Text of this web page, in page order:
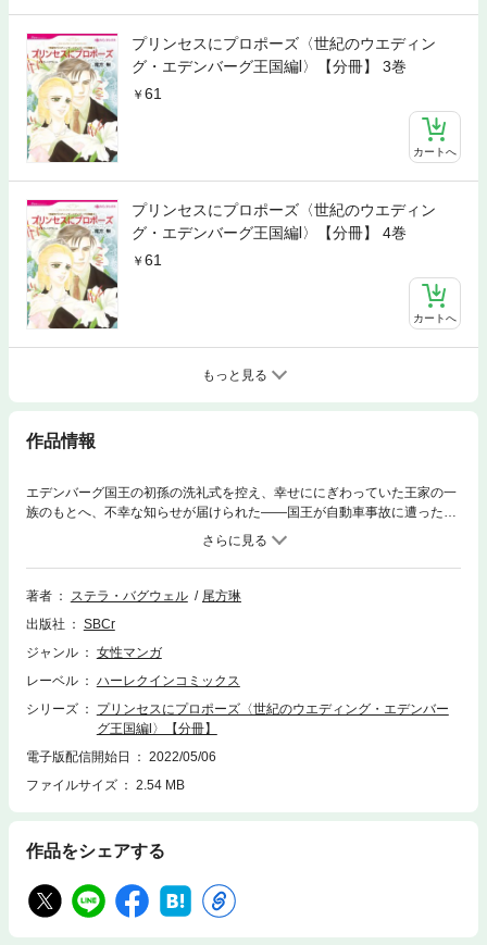
プリンセスにプロポーズ〈世紀のウエディン
グ・エデンバーグ王国編Ⅰ〉【分冊】 3巻
61
カートへ
プリンセスにプロポーズ〈世紀のウエディン
グ・エデンバーグ王国編Ⅰ〉【分冊】 4巻
61
カートへ
もっと見る
作品情報
エデンバーグ国王の初孫の洗礼式を控え、幸せににぎわっていた王家の一
族のもとへ、不幸な知らせが届けられた――国王が自動車事故に遭ったと
いう。事故現場に向かおうとする王女ドミニクに同行を申し出たのは、王
室の最高顧問弁護士マーカス。幼い頃から彼に憧れていた王女の心はとき
めくが、マーカスはひどい言葉で彼女の心を踏みにじった！ ミニシリーズ
「世紀のウエディング・エデンバーグ王国編」、全4部作の第１話！
著者 ステラ・バグウェル
尾方琳
出版社
SBCr
ジャンル
女性マンガ
レーベル
ハーレクインコミックス
シリーズ
プリンセスにプロポーズ〈世紀のウエディング・エデンバー
グ王国編Ⅰ〉【分冊】
電子版配信開始日
2022/05/06
ファイルサイズ
2.54 MB
作品をシェアする